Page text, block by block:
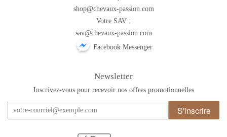
shop@chevaux-passion.com
Votre SAV :
sav@chevaux-passion.com
Facebook Messenger
Newsletter
Inscrivez-vous pour recevoir nos offres promotionnelles
S'inscrire